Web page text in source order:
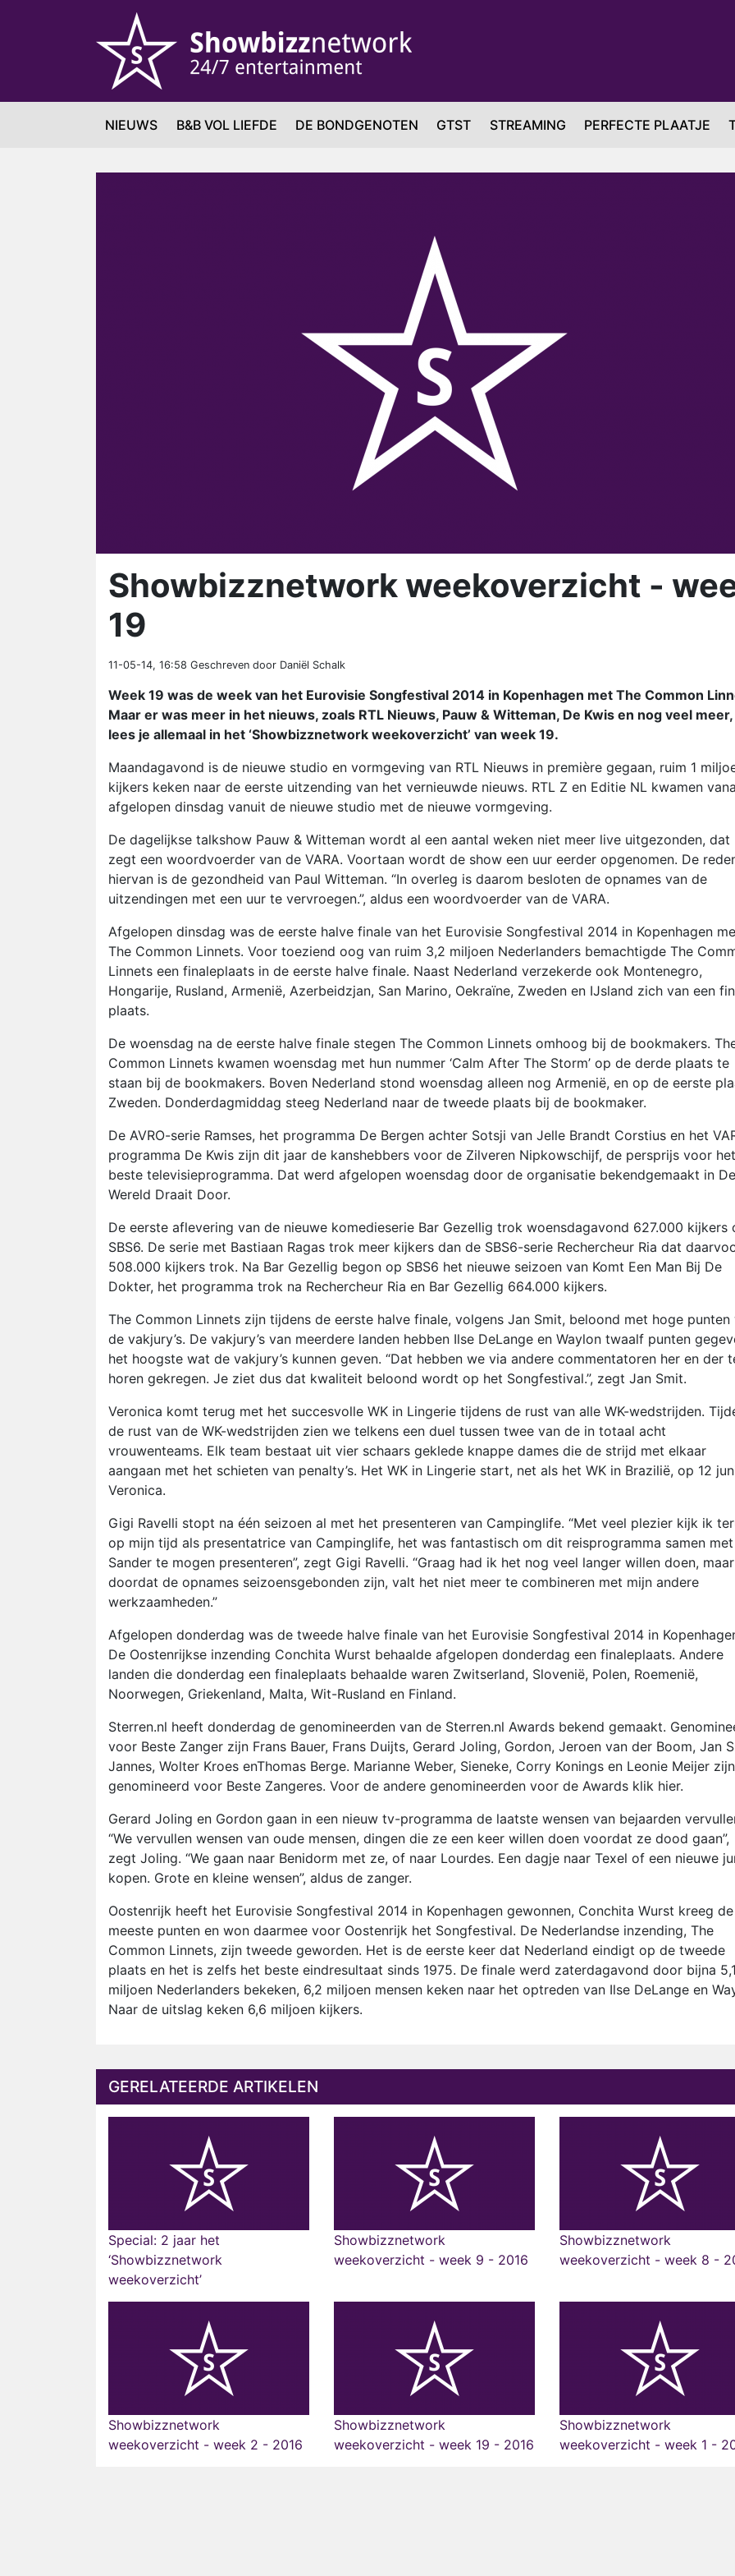
NIEUWS B&B VOL LIEFDE DE BONDGENOTEN GTST STREAMING PERFECTE PLAATJE
Showbizznetwork weekoverzicht -
19
11-05-14, 16:58 Geschreven door Daniël Schalk
Week 19 was de week van het Eurovisie Songfestival 2014 in Kopenhagen met The Common
Maar er was meer in het nieuws, zoals RTL Nieuws, Pauw & Witteman, De Kwis en nog veel meer,
lees je allemaal in het ‘Showbizznetwork weekoverzicht’ van week 19.
Maandagavond is de nieuwe studio en vormgeving van RTL Nieuws in première gegaan, ruim 1
kijkers keken naar de eerste uitzending van het vernieuwde nieuws. RTL Z en Editie NL kwamen
afgelopen dinsdag vanuit de nieuwe studio met de nieuwe vormgeving.
De dagelijkse talkshow Pauw & Witteman wordt al een aantal weken niet meer live uitgezonden, dat
zegt een woordvoerder van de VARA. Voortaan wordt de show een uur eerder opgenomen. De
hiervan is de gezondheid van Paul Witteman. “In overleg is daarom besloten de opnames van de
uitzendingen met een uur te vervroegen.”, aldus een woordvoerder van de VARA.
Afgelopen dinsdag was de eerste halve finale van het Eurovisie Songfestival 2014 in Kopenhagen
The Common Linnets. Voor toeziend oog van ruim 3,2 miljoen Nederlanders bemachtigde The
Linnets een finaleplaats in de eerste halve finale. Naast Nederland verzekerde ook Montenegro,
Hongarije, Rusland, Armenië, Azerbeidzjan, San Marino, Oekraïne, Zweden en IJsland zich van een
plaats.
De woensdag na de eerste halve finale stegen The Common Linnets omhoog bij de bookmakers.
Common Linnets kwamen woensdag met hun nummer ‘Calm After The Storm’ op de derde plaats te
staan bij de bookmakers. Boven Nederland stond woensdag alleen nog Armenië, en op de eerste
Zweden. Donderdagmiddag steeg Nederland naar de tweede plaats bij de bookmaker.
De AVRO-serie Ramses, het programma De Bergen achter Sotsji van Jelle Brandt Corstius en het
programma De Kwis zijn dit jaar de kanshebbers voor de Zilveren Nipkowschijf, de persprijs voor het
beste televisieprogramma. Dat werd afgelopen woensdag door de organisatie bekendgemaakt in De
Wereld Draait Door.
De eerste aflevering van de nieuwe komedieserie Bar Gezellig trok woensdagavond 627.000 kijkers
SBS6. De serie met Bastiaan Ragas trok meer kijkers dan de SBS6-serie Rechercheur Ria dat
508.000 kijkers trok. Na Bar Gezellig begon op SBS6 het nieuwe seizoen van Komt Een Man Bij De
Dokter, het programma trok na Rechercheur Ria en Bar Gezellig 664.000 kijkers.
The Common Linnets zijn tijdens de eerste halve finale, volgens Jan Smit, beloond met hoge punten
de vakjury’s. De vakjury’s van meerdere landen hebben Ilse DeLange en Waylon twaalf punten
het hoogste wat de vakjury’s kunnen geven. “Dat hebben we via andere commentatoren her en der
horen gekregen. Je ziet dus dat kwaliteit beloond wordt op het Songfestival.”, zegt Jan Smit.
Veronica komt terug met het succesvolle WK in Lingerie tijdens de rust van alle WK-wedstrijden.
de rust van de WK-wedstrijden zien we telkens een duel tussen twee van de in totaal acht
vrouwenteams. Elk team bestaat uit vier schaars geklede knappe dames die de strijd met elkaar
aangaan met het schieten van penalty’s. Het WK in Lingerie start, net als het WK in Brazilië, op 12
Veronica.
Gigi Ravelli stopt na één seizoen al met het presenteren van Campinglife. “Met veel plezier kijk ik
op mijn tijd als presentatrice van Campinglife, het was fantastisch om dit reisprogramma samen met
Sander te mogen presenteren”, zegt Gigi Ravelli. “Graag had ik het nog veel langer willen doen, maar
doordat de opnames seizoensgebonden zijn, valt het niet meer te combineren met mijn andere
werkzaamheden.”
Afgelopen donderdag was de tweede halve finale van het Eurovisie Songfestival 2014 in
De Oostenrijkse inzending Conchita Wurst behaalde afgelopen donderdag een finaleplaats. Andere
landen die donderdag een finaleplaats behaalde waren Zwitserland, Slovenië, Polen, Roemenië,
Noorwegen, Griekenland, Malta, Wit-Rusland en Finland.
Sterren.nl heeft donderdag de genomineerden van de Sterren.nl Awards bekend gemaakt.
voor Beste Zanger zijn Frans Bauer, Frans Duijts, Gerard Joling, Gordon, Jeroen van der Boom, Jan
Jannes, Wolter Kroes enThomas Berge. Marianne Weber, Sieneke, Corry Konings en Leonie Meijer zijn
genomineerd voor Beste Zangeres. Voor de andere genomineerden voor de Awards klik hier.
Gerard Joling en Gordon gaan in een nieuw tv-programma de laatste wensen van bejaarden
“We vervullen wensen van oude mensen, dingen die ze een keer willen doen voordat ze dood gaan”,
zegt Joling. “We gaan naar Benidorm met ze, of naar Lourdes. Een dagje naar Texel of een nieuwe
kopen. Grote en kleine wensen”, aldus de zanger.
Oostenrijk heeft het Eurovisie Songfestival 2014 in Kopenhagen gewonnen, Conchita Wurst kreeg de
meeste punten en won daarmee voor Oostenrijk het Songfestival. De Nederlandse inzending, The
Common Linnets, zijn tweede geworden. Het is de eerste keer dat Nederland eindigt op de tweede
plaats en het is zelfs het beste eindresultaat sinds 1975. De finale werd zaterdagavond door bijna 5,1
miljoen Nederlanders bekeken, 6,2 miljoen mensen keken naar het optreden van Ilse DeLange en
Naar de uitslag keken 6,6 miljoen kijkers.
GERELATEERDE ARTIKELEN
Special: 2 jaar het
‘Showbizznetwork
weekoverzicht’
Showbizznetwork
weekoverzicht - week 9 - 2016
Showbizznetwork
weekoverzicht - week 8 -
Showbizznetwork
weekoverzicht - week 2 - 2016
Showbizznetwork
weekoverzicht - week 19 - 2016
Showbizznetwork
weekoverzicht - week 1 -